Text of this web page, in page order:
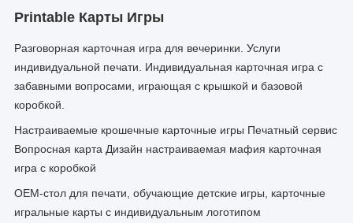
Printable Карты Игры
Разговорная карточная игра для вечеринки. Услуги
индивидуальной печати. ​​Индивидуальная карточная игра с
забавными вопросами, играющая с крышкой и базовой
коробкой.
Настраиваемые крошечные карточные игры Печатный сервис
Вопросная карта Дизайн настраиваемая мафия карточная
игра с коробкой
OEM-стол для печати, обучающие детские игры, карточные
игральные карты с индивидуальным логотипом